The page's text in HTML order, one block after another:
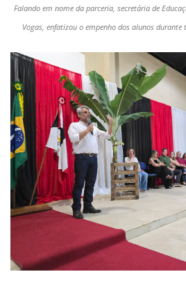
Falando em nome da parceria, secretária de
Vogas, enfatizou o empenho dos alunos durante